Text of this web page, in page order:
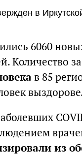
в
6060
Количество
в 85
из